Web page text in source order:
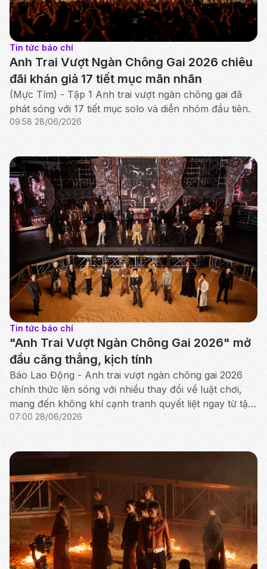
Tin tức báo chí
Anh Trai Vượt Ngàn Chông Gai 2026 chiêu
đãi khán giả 17 tiết mục mãn nhãn
(Mực Tím) - Tập 1 Anh trai vượt ngàn chông gai đã
phát sóng với 17 tiết mục solo và diễn nhóm đầu tiên.
09:58 28/06/2026
Tin tức báo chí
"Anh Trai Vượt Ngàn Chông Gai 2026" mở
đầu căng thẳng, kịch tính
Báo Lao Động - Anh trai vượt ngàn chông gai 2026
chính thức lên sóng với nhiều thay đổi về luật chơi,
mang đến không khí cạnh tranh quyết liệt ngay từ tập
mở màn.
07:00 28/06/2026